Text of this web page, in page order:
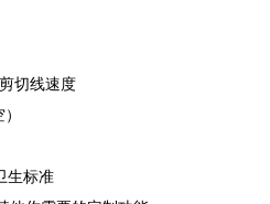
切线速度
生标准